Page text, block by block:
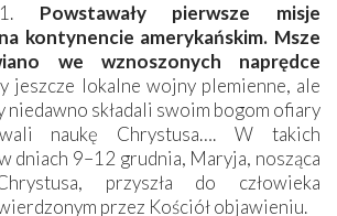
Powstawały pierwsze misje
kontynencie amerykańskim. Msze
we wznoszonych naprędce
jeszcze lokalne wojny plemienne, ale
składali swoim bogom ofiary
naukę Chrystusa…. W takich
dniach 9–12 grudnia, Maryja, nosząca
przyszła do człowieka
przez Kościół objawieniu.